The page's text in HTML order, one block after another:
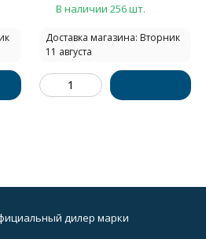
В наличии 256 шт.
Доставка магазина: Вторник
11 августа
дилер марки